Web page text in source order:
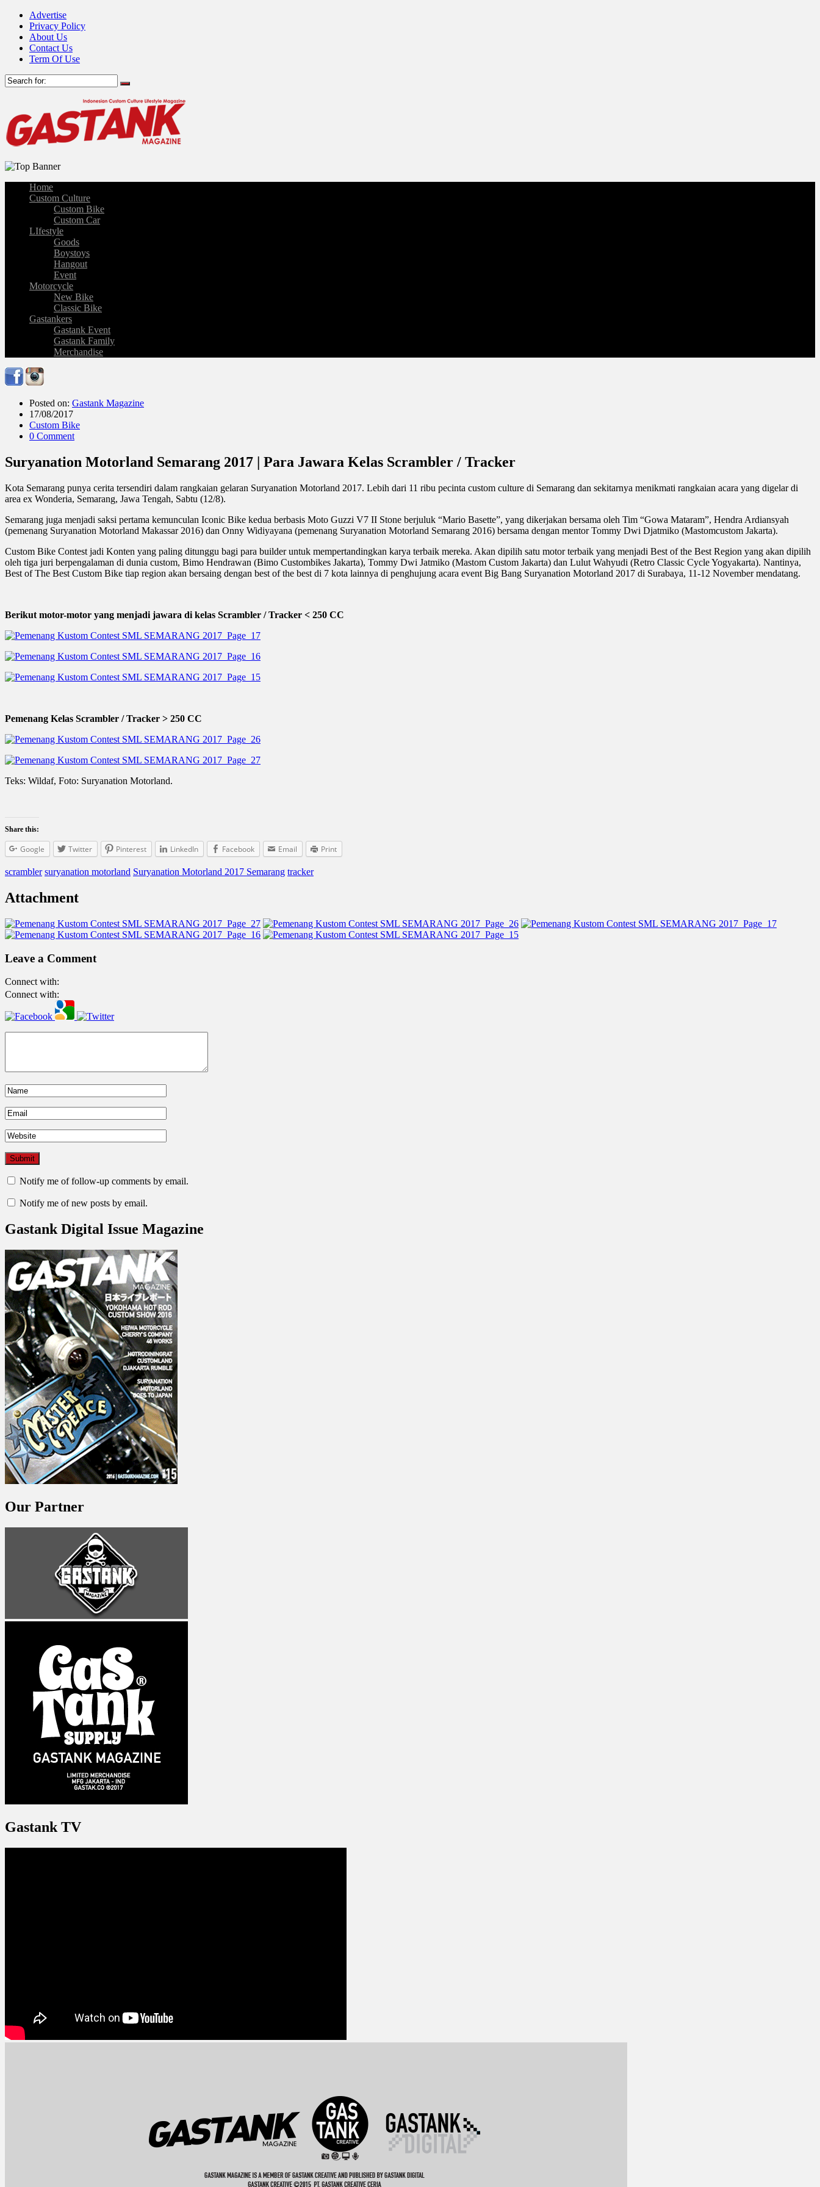
Advertise
Privacy Policy
About Us
Contact Us
Term Of Use
Home
Custom Culture
Custom Bike
Custom Car
LIfestyle
Goods
Boystoys
Hangout
Event
Motorcycle
New Bike
Classic Bike
Gastankers
Gastank Event
Gastank Family
Merchandise
Posted on: Gastank Magazine
17/08/2017
Custom Bike
0 Comment
Suryanation Motorland Semarang 2017 | Para Jawara Kelas Scrambler / Tracker
Kota Semarang punya cerita tersendiri dalam rangkaian gelaran Suryanation Motorland 2017. Lebih dari 11 ribu pecinta custom culture di Semarang dan sekitarnya menikmati rangkaian acara yang digelar di
area ex Wonderia, Semarang, Jawa Tengah, Sabtu (12/8).
Semarang juga menjadi saksi pertama kemunculan Iconic Bike kedua berbasis Moto Guzzi V7 II Stone berjuluk “Mario Basette”, yang dikerjakan bersama oleh Tim “Gowa Mataram”, Hendra Ardiansyah
(pemenang Suryanation Motorland Makassar 2016) dan Onny Widiyayana (pemenang Suryanation Motorland Semarang 2016) bersama dengan mentor Tommy Dwi Djatmiko (Mastomcustom Jakarta).
Custom Bike Contest jadi Konten yang paling ditunggu bagi para builder untuk mempertandingkan karya terbaik mereka. Akan dipilih satu motor terbaik yang menjadi Best of the Best Region yang akan dipilih
oleh tiga juri berpengalaman di dunia custom, Bimo Hendrawan (Bimo Custombikes Jakarta), Tommy Dwi Jatmiko (Mastom Custom Jakarta) dan Lulut Wahyudi (Retro Classic Cycle Yogyakarta). Nantinya,
Best of The Best Custom Bike tiap region akan bersaing dengan best of the best di 7 kota lainnya di penghujung acara event Big Bang Suryanation Motorland 2017 di Surabaya, 11-12 November mendatang.
Berikut motor-motor yang menjadi jawara di kelas Scrambler / Tracker < 250 CC
Pemenang Kelas Scrambler / Tracker > 250 CC
Teks: Wildaf, Foto: Suryanation Motorland.
Share this:
Google Twitter Pinterest LinkedIn Facebook Email Print
scrambler suryanation motorland Suryanation Motorland 2017 Semarang tracker
Attachment
Leave a Comment
Connect with:
Connect with:
Notify me of follow-up comments by email.
Notify me of new posts by email.
Gastank Digital Issue Magazine
Our Partner
Gastank TV